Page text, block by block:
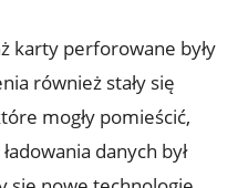
karty perforowane były
również stały ⁢się
mogły pomieścić,
danych był⁢